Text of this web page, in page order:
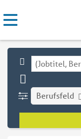
Berufsfeld